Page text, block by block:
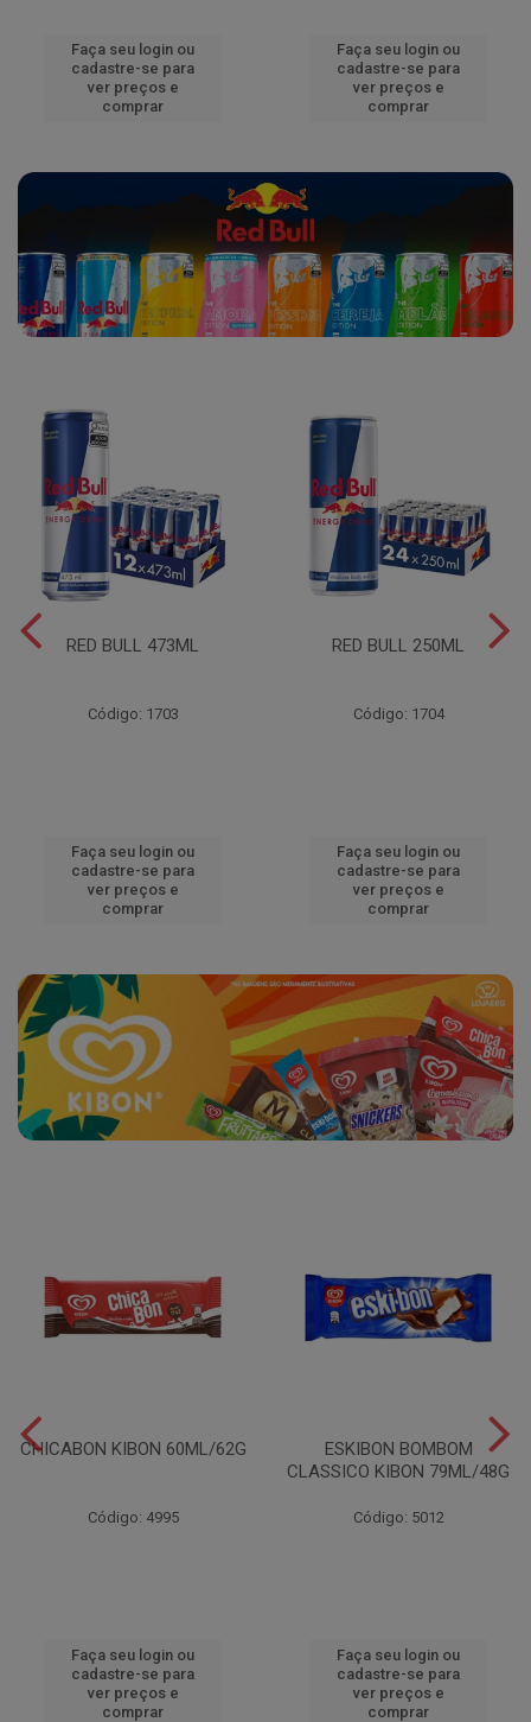
Faça seu login ou
cadastre-se para
ver preços e
comprar
Faça seu login ou
cadastre-se para
ver preços e
comprar
RED BULL 473ML
Código: 1703
Faça seu login ou
cadastre-se para
ver preços e
comprar
RED BULL 250ML
Código: 1704
Faça seu login ou
cadastre-se para
ver preços e
comprar
CHICABON KIBON 60ML/62G
Código: 4995
Faça seu login ou
cadastre-se para
ver preços e
comprar
ESKIBON BOMBOM
CLASSICO KIBON 79ML/48G
Código: 5012
Faça seu login ou
cadastre-se para
ver preços e
comprar